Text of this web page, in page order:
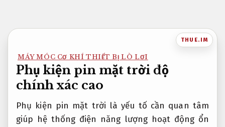
nội
THUE.IM
MÁY MÓC CƠ KHÍ THIẾT BỊ LÒ LƠI
Phụ kiện pin mặt trời độ
chính xác cao
Phụ kiện pin mặt trời là yếu tố cần quan tâm
giúp hệ thống điện năng lượng hoạt động ổn